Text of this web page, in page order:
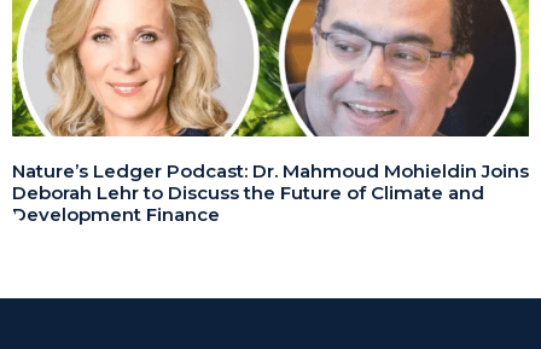
Nature’s Ledger Podcast: Dr. Mahmoud Mohieldin Joins
Deborah Lehr to Discuss the Future of Climate and
Development Finance